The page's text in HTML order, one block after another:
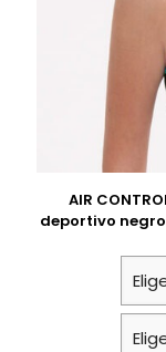
AIR
deportivo